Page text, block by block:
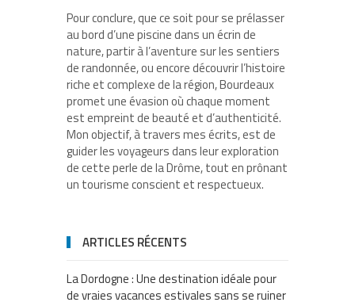
Pour conclure, que ce soit pour se prélasser
au bord d’une piscine dans un écrin de
nature, partir à l’aventure sur les sentiers
de randonnée, ou encore découvrir l’histoire
riche et complexe de la région, Bourdeaux
promet une évasion où chaque moment
est empreint de beauté et d’authenticité.
Mon objectif, à travers mes écrits, est de
guider les voyageurs dans leur exploration
de cette perle de la Drôme, tout en prônant
un tourisme conscient et respectueux.
ARTICLES RÉCENTS
La Dordogne : Une destination idéale pour
de vraies vacances estivales sans se ruiner